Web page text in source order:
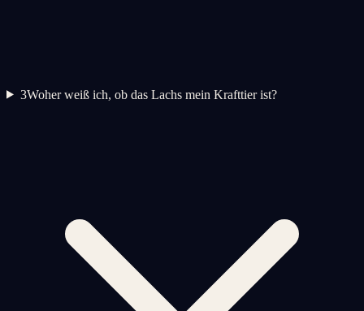
3Woher weiß ich, ob das Lachs mein Krafttier ist?